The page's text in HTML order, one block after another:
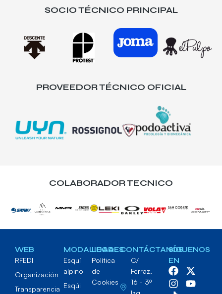
SOCIO TÉCNICO PRINCIPAL
PROVEEDOR TÉCNICO OFICIAL
COLABORADOR TECNICO
WEB
RFEDI
Organización
Transparencia
MODALIDADES
Esquí
alpino
Esqúi
LEGAL
Política
de
Cookies
CONTÁCTANOS
C/
Ferraz,
16 - 3º
SÍGUENOS
EN